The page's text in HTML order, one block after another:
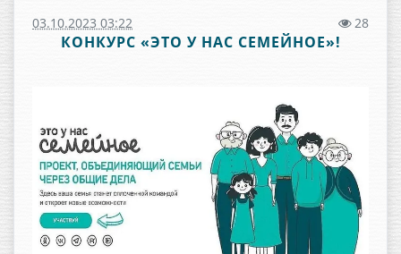
03.10.2023 03:22 28
КОНКУРС «ЭТО У НАС СЕМЕЙНОЕ»!